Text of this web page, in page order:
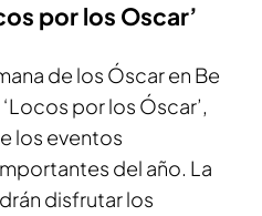
por los Oscar’
de los Óscar en Be
por los Óscar’,
los eventos
del año. La
disfrutar los